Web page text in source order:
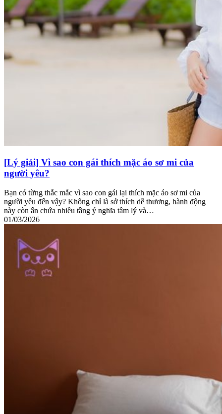
[Lý giải] Vì sao con gái thích mặc áo sơ mi của
người yêu?
Bạn có từng thắc mắc vì sao con gái lại thích mặc áo sơ mi của
người yêu đến vậy? Không chỉ là sở thích dễ thương, hành động
này còn ẩn chứa nhiều tầng ý nghĩa tâm lý và…
01/03/2026